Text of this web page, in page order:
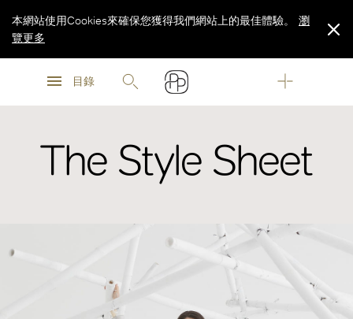
瀏
目錄
本網站使用Cookies來確保您獲得我們網站上的最佳體驗。
瀏
覽更多
The Style Sheet